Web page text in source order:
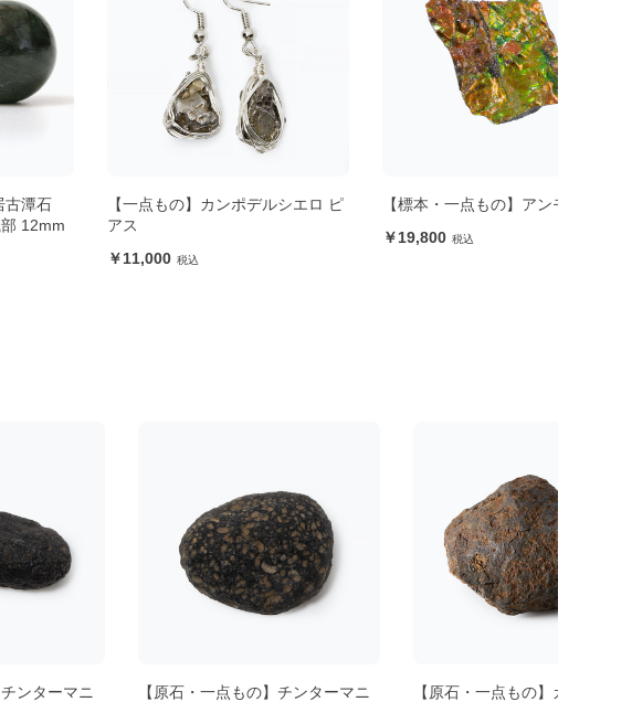
【一点もの】カンポデルシエロ ピ
アス
【標本・一点もの】アンモライト
【原石・一点もの】チンターマニ
【原石・一点もの】カンポデルシ